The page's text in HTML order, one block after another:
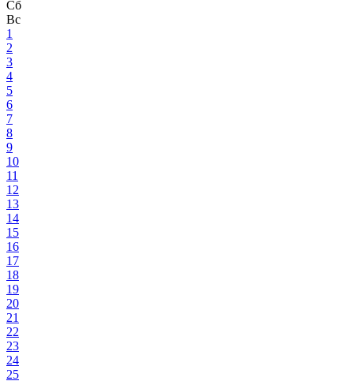
Сб
Вс
1
2
3
4
5
6
7
8
9
10
11
12
13
14
15
16
17
18
19
20
21
22
23
24
25